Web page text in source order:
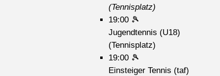
(Tennisplatz)
19:00 🎾
Jugendtennis (U18)
(Tennisplatz)
19:00 🎾
Einsteiger Tennis (taf)